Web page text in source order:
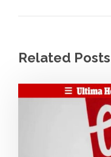
Related Posts